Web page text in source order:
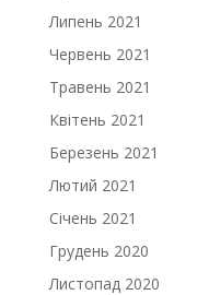
Липень 2021
Червень 2021
Травень 2021
Квітень 2021
Березень 2021
Лютий 2021
Січень 2021
Грудень 2020
Листопад 2020